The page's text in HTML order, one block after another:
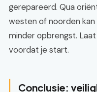
gerepareerd. Qua
westen of noorden
minder opbrengst.
voordat je start.
Conclusie: